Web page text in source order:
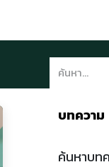
บทความ
ค้นหาบท